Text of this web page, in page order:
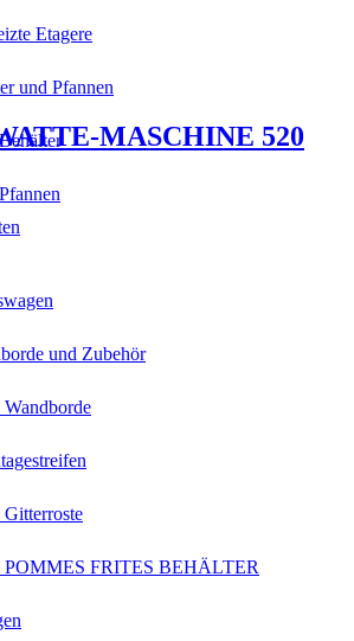
Etagere
und Pfannen
und Zubehör
Wandborde
Gitterroste
POMMES FRITES BEHÄLTER
MASCHINE 520